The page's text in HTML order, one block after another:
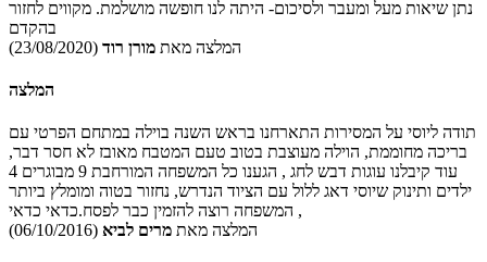
נתן שיאות מעל ומעבר ולסיכום- היתה לנו חופשה מושלמת. מקווים לחזור
בהקדם
המלצה מאת מורן רוד (23/08/2020)
המלצה
תודה ליוסי על המסירות התארחנו בראש השנה בוילה במתחם הפרטי עם
בריכה מחוממת, הוילה מעוצבת בטוב טעם המטבח מאובז לא חסר דבר,
עוד קיבלנו עוגות דבש לחג , הגענו כל המשפחה המורחבת 9 מבוגרים 4
ילדים ותינוק שיוסי דאג ללול עם הציוד הנדרש, נחזור בטוה ומומלץ ביותר
, המשפחה רוצה להזמין כבר לפסח.כדאי כדאי
המלצה מאת מרים לביא (06/10/2016)